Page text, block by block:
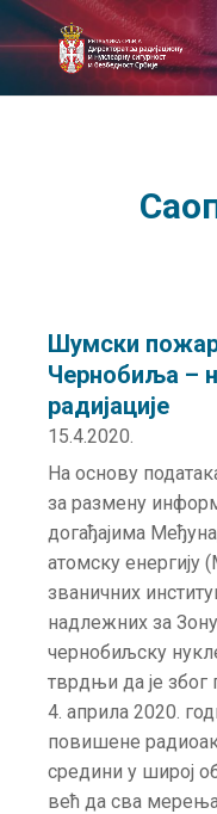
Шумски
Чернобиља –
радијације
15.4.2020.
На основу
за размену
догађајима
атомску енергију
званичних
надлежних за
чернобиљску
тврдњи да је због
4. априла 2020.
повишене
средини у широј
већ да сва мерења